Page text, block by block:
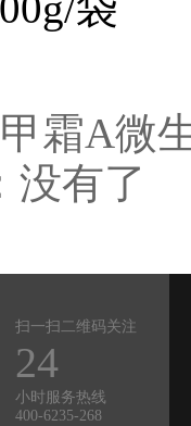
甲霜A微
没有了
扫一扫二维码关注
24
小时服务热线
400-6235-268